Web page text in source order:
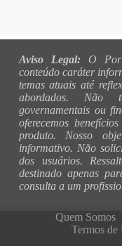
Aviso Legal: O
conteúdo caráter
temas atuais até
abordados. Não
governamentais ou
oferecemos
produto. Nosso
informativo. Não
dos usuários.
destinado apenas
consulta a um
Quem Somos
Termos de